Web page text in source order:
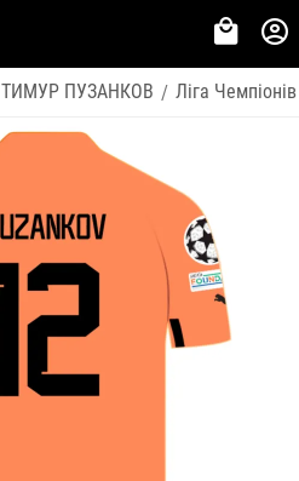
ТИМУР ПУЗАНКОВ / Ліга Чемпіонів